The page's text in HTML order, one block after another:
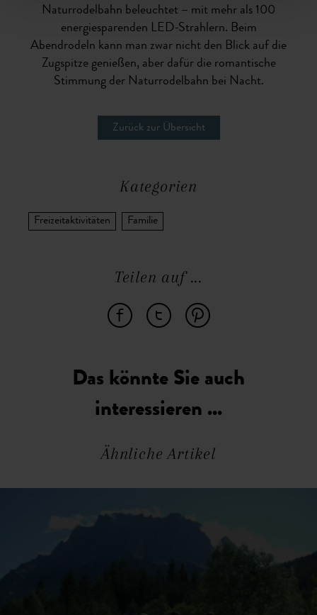
Naturrodelbahn beleuchtet – mit mehr als 100
energiesparenden LED-Strahlern. Beim
Abendrodeln kann man zwar nicht den Blick auf die
Zugspitze genießen, aber dafür die romantische
Stimmung der Naturrodelbahn bei Nacht.
Zurück zur Übersicht
Kategorien
Freizeitaktivitäten Familie
Teilen auf ...
Das könnte Sie auch
interessieren ...
Ähnliche Artikel